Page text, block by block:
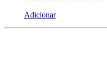
Adicionar